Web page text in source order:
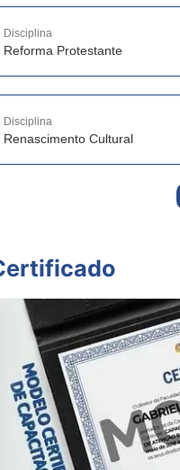
Disciplina
Reforma Protestante
Disciplina
Renascimento Cultural